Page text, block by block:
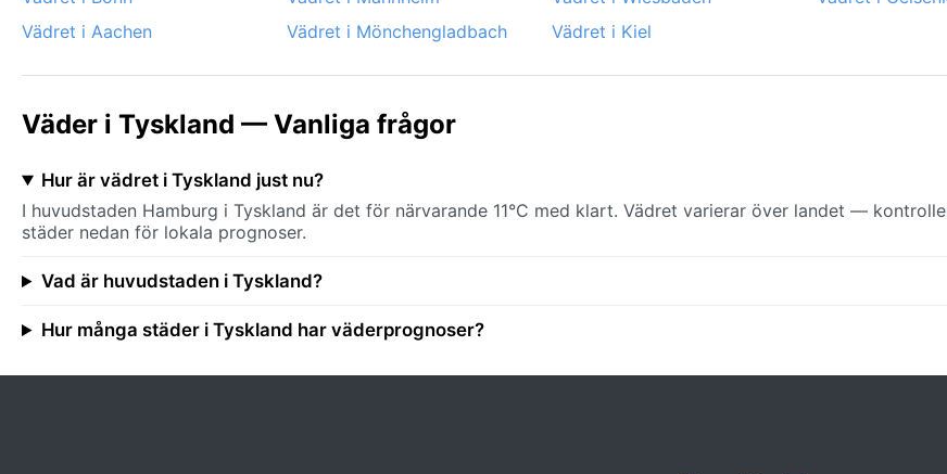
Vädret i Aachen
Vädret i Mönchengladbach Vädret i Kiel
Väder i Tyskland — Vanliga frågor
Hur är vädret i Tyskland just nu?
I huvudstaden Hamburg i Tyskland är det för närvarande 11°C med klart. Vädret varierar över landet —
städer nedan för lokala prognoser.
Vad är huvudstaden i Tyskland?
Hur många städer i Tyskland har väderprognoser?